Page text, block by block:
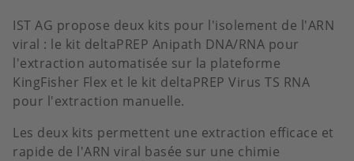
IST AG propose deux kits pour l'isolement de l'ARN
viral : le kit deltaPREP Anipath DNA/RNA pour
l'extraction automatisée sur la plateforme
KingFisher Flex et le kit deltaPREP Virus TS RNA
pour l'extraction manuelle.
Les deux kits permettent une extraction efficace et
rapide de l'ARN viral basée sur une chimie